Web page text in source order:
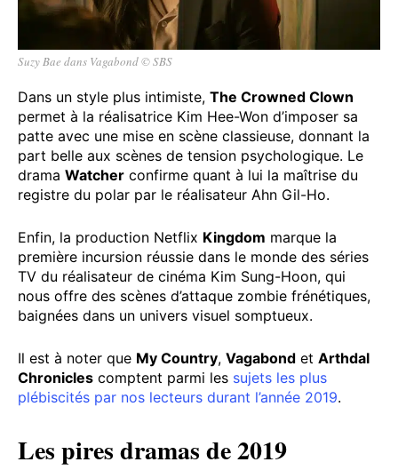
Suzy Bae dans Vagabond © SBS
Dans un style plus intimiste, The Crowned Clown
permet à la réalisatrice Kim Hee-Won d’imposer sa
patte avec une mise en scène classieuse, donnant la
part belle aux scènes de tension psychologique. Le
drama Watcher confirme quant à lui la maîtrise du
registre du polar par le réalisateur Ahn Gil-Ho.
Enfin, la production Netflix Kingdom marque la
première incursion réussie dans le monde des séries
TV du réalisateur de cinéma Kim Sung-Hoon, qui
nous offre des scènes d’attaque zombie frénétiques,
baignées dans un univers visuel somptueux.
Il est à noter que My Country, Vagabond et Arthdal
Chronicles comptent parmi les sujets les plus
plébiscités par nos lecteurs durant l’année 2019.
Les pires dramas de 2019